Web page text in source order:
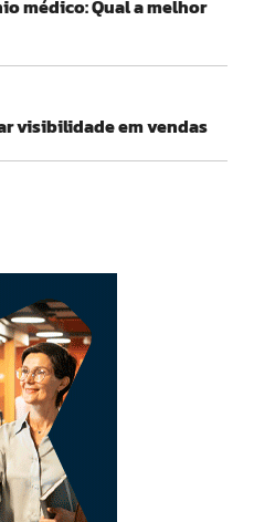
médico: Qual a melhor
visibilidade em vendas